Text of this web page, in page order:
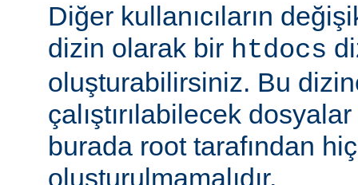
Diğer kullanıcıların
dizin olarak bir htdocs
oluşturabilirsiniz. Bu
çalıştırılabilecek
burada root tarafından
oluşturulmamalıdır.